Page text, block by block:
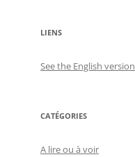
LIENS
See the English version
CATÉGORIES
A lire ou à voir